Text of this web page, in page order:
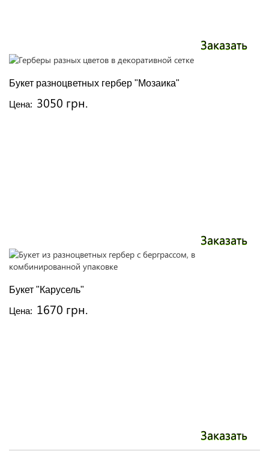
Заказать
Букет разноцветных гербер "Мозаика"
Цена: 3050 грн.
Заказать
Букет "Карусель"
Цена: 1670 грн.
Заказать